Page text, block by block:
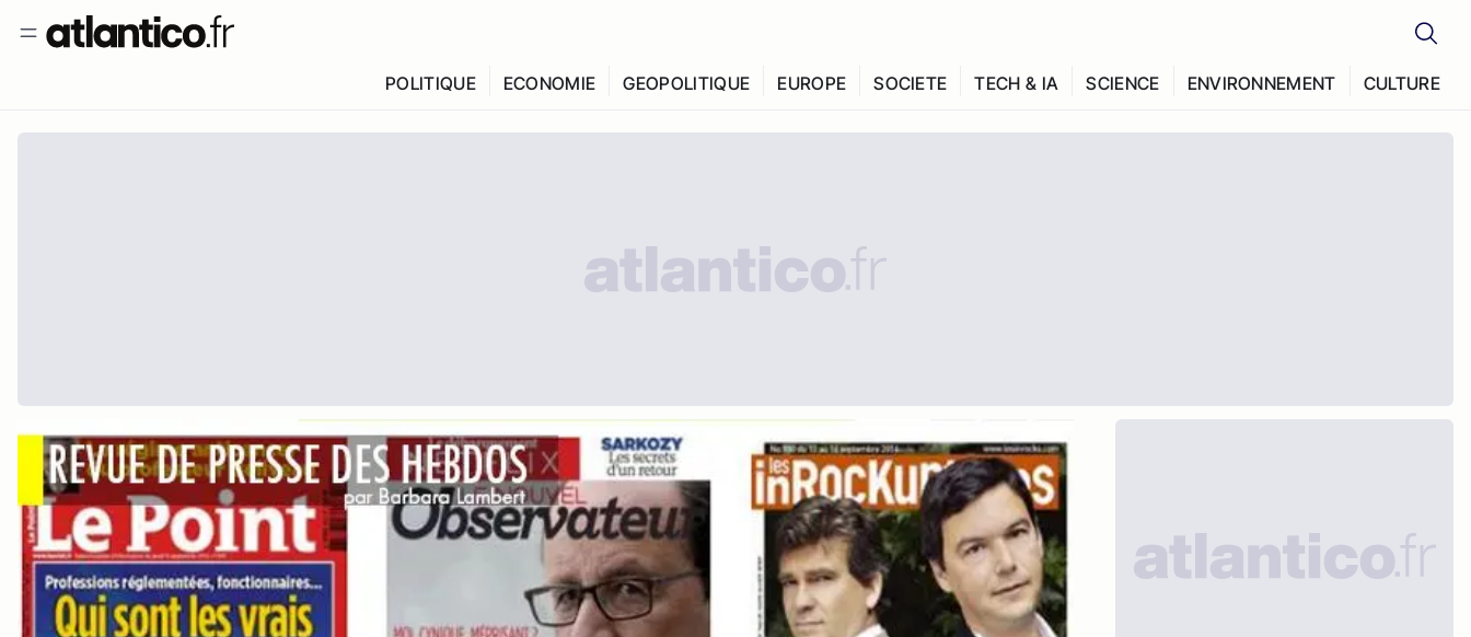
POLITIQUE ECONOMIE GEOPOLITIQUE EUROPE SOCIETE TECH & IA SCIENCE ENVIRONNEMENT CULTURE